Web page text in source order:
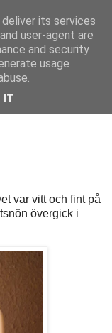
tankar om livet
var vitt och fint på
övergick i
its services
user-agent are
and security
usage
IT